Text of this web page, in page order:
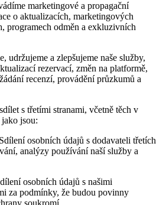
marketingové a propagační
o aktualizacích, marketingových
programech odměn a exkluzivních
udržujeme a zlepšujeme naše služby,
rezervací, změn na platformě,
recenzí, provádění průzkumů a
s třetími stranami, včetně těch v
jsou:
osobních údajů s dodavateli třetích
analýzy používání naší služby a
osobních údajů s našimi
za podmínky, že budou povinny
soukromí.